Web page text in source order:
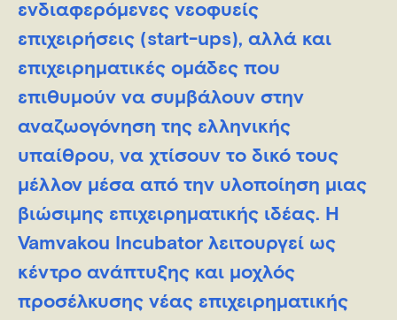
ενδιαφερόμενες νεοφυείς
επιχειρήσεις (start-ups), αλλά και
επιχειρηματικές ομάδες που
επιθυμούν να συμβάλουν στην
αναζωογόνηση της ελληνικής
υπαίθρου, να χτίσουν το δικό τους
μέλλον μέσα από την υλοποίηση μιας
βιώσιμης επιχειρηματικής ιδέας. Η
Vamvakou Incubator λειτουργεί ως
κέντρο ανάπτυξης και μοχλός
προσέλκυσης νέας επιχειρηματικής